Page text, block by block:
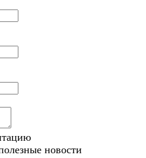
новости